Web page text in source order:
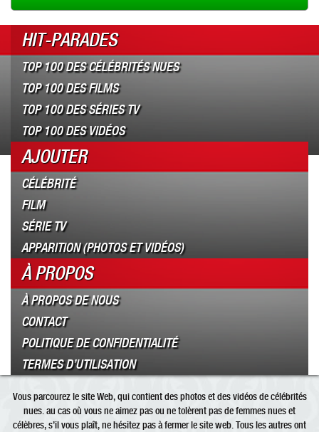
HIT-PARADES
TOP 100 DES CÉLÉBRITÉS NUES
TOP 100 DES FILMS
TOP 100 DES SÉRIES TV
TOP 100 DES VIDÉOS
AJOUTER
CÉLÉBRITÉ
FILM
SÉRIE TV
APPARITION (PHOTOS ET VIDÉOS)
À PROPOS
À PROPOS DE NOUS
CONTACT
POLITIQUE DE CONFIDENTIALITÉ
TERMES D’UTILISATION
Vous parcourez le site Web, qui contient des photos et des vidéos de célébrités
nues. au cas où vous ne aimez pas ou ne tolèrent pas de femmes nues et
célèbres, s’il vous plaît, ne hésitez pas à fermer le site web. Tous les autres ont